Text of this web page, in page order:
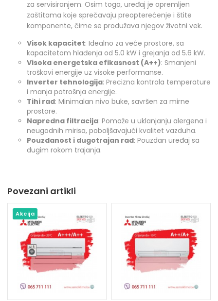
za servisiranjem. Osim toga, uređaj je opremljen
zaštitama koje sprečavaju preopterećenje i štite
komponente, čime se produžava njegov životni vek.
Visok kapacitet: Idealno za veće prostore, sa
kapacitetom hlađenja od 5.0 kW i grejanja od 5.6 kW.
Visoka energetska efikasnost (A++): Smanjeni
troškovi energije uz visoke performanse.
Inverter tehnologija: Precizna kontrola temperature
i manja potrošnja energije.
Tihi rad: Minimalan nivo buke, savršen za mirne
prostore.
Napredna filtracija: Pomaže u uklanjanju alergena i
neugodnih mirisa, poboljšavajući kvalitet vazduha.
Pouzdanost i dugotrajan rad: Pouzdan uređaj sa
dugim rokom trajanja.
Povezani artikli
Akcija